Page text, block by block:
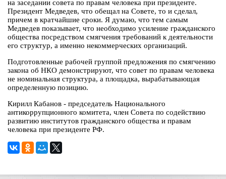
на заседании совета по правам человека при президенте.
Президент Медведев, что обещал на Совете, то и сделал,
причем в кратчайшие сроки. Я думаю, что тем самым
Медведев показывает, что необходимо усиление гражданского
общества посредством смягчения требований к деятельности
его структур, а именно некоммерческих организаций.
Подготовленные рабочей группой предложения по смягчению
закона об НКО демонстрируют, что совет по правам человека
не номинальная структура, а площадка, вырабатывающая
определенную позицию.
Кирилл Кабанов - председатель Национального
антикоррупционного комитета, член Совета по содействию
развитию институтов гражданского общества и правам
человека при президенте РФ.